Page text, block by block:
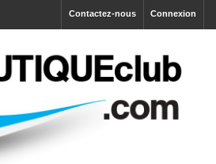
Connexion
Contactez-nous